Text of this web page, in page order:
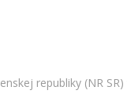
republiky (NR